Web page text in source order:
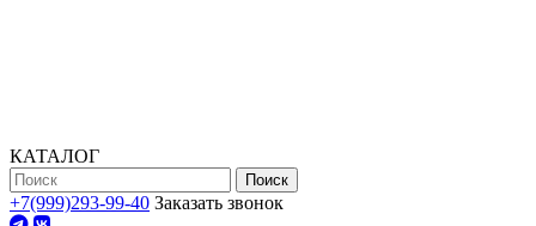
КАТАЛОГ
Поиск
+7(999)293-99-40 Заказать звонок